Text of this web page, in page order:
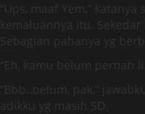
“Ups, maaf Yem,”
kemaluannya itu.
Sebagian pahanya yg
“Eh, kamu belum pernah
“Bbb..belum, pak,”
adikku yg masih SD.